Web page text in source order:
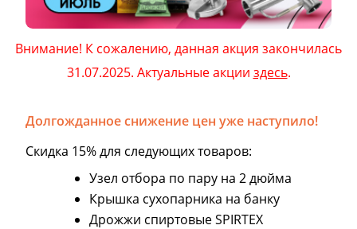
Внимание! К сожалению, данная акция закончилась
31.07.2025. Актуальные акции здесь.
Долгожданное снижение цен уже наступило!
Скидка 15% для следующих товаров:
Узел отбора по пару на 2 дюйма
Крышка сухопарника на банку
Дрожжи спиртовые SPIRTEX